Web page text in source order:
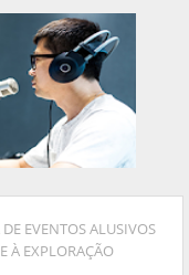
EVENTOS ALUSIVOS
À EXPLORAÇÃO